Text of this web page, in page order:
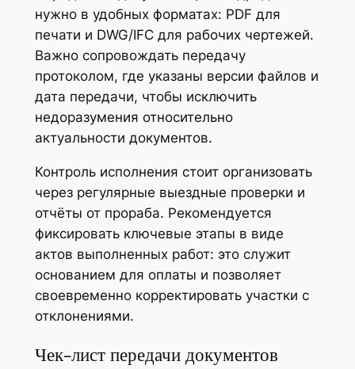
нужно в удобных форматах: PDF для
печати и DWG/IFC для рабочих чертежей.
Важно сопровождать передачу
протоколом, где указаны версии файлов и
дата передачи, чтобы исключить
недоразумения относительно
актуальности документов.
Контроль исполнения стоит организовать
через регулярные выездные проверки и
отчёты от прораба. Рекомендуется
фиксировать ключевые этапы в виде
актов выполненных работ: это служит
основанием для оплаты и позволяет
своевременно корректировать участки с
отклонениями.
Чек-лист передачи документов